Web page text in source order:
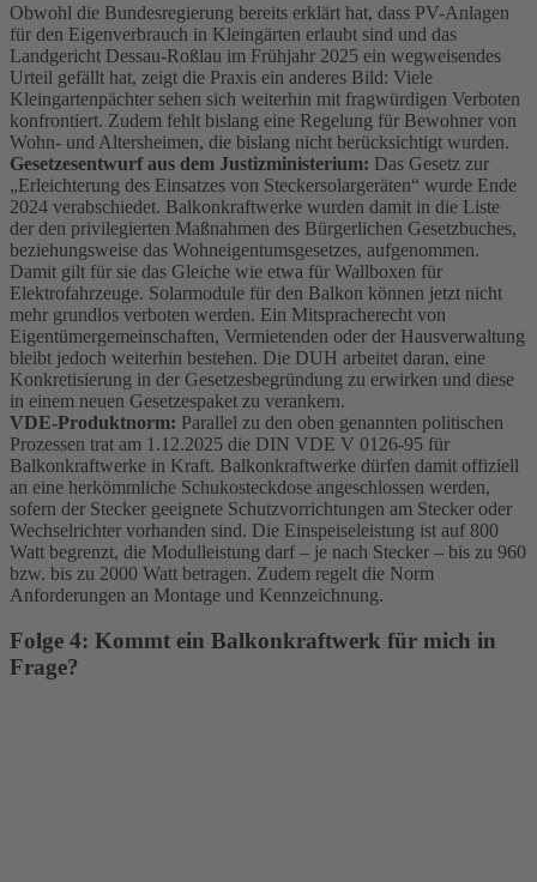
Obwohl die Bundesregierung bereits erklärt hat, dass PV-Anlagen
für den Eigenverbrauch in Kleingärten erlaubt sind und das
Landgericht Dessau-Roßlau im Frühjahr 2025 ein wegweisendes
Urteil gefällt hat, zeigt die Praxis ein anderes Bild: Viele
Kleingartenpächter sehen sich weiterhin mit fragwürdigen Verboten
konfrontiert. Zudem fehlt bislang eine Regelung für Bewohner von
Wohn- und Altersheimen, die bislang nicht berücksichtigt wurden.
Gesetzesentwurf aus dem Justizministerium: Das Gesetz zur
„Erleichterung des Einsatzes von Steckersolargeräten“ wurde Ende
2024 verabschiedet. Balkonkraftwerke wurden damit in die Liste
der den privilegierten Maßnahmen des Bürgerlichen Gesetzbuches,
beziehungsweise das Wohneigentumsgesetzes, aufgenommen.
Damit gilt für sie das Gleiche wie etwa für Wallboxen für
Elektrofahrzeuge. Solarmodule für den Balkon können jetzt nicht
mehr grundlos verboten werden. Ein Mitspracherecht von
Eigentümergemeinschaften, Vermietenden oder der Hausverwaltung
bleibt jedoch weiterhin bestehen. Die DUH arbeitet daran, eine
Konkretisierung in der Gesetzesbegründung zu erwirken und diese
in einem neuen Gesetzespaket zu verankern.
VDE-Produktnorm: Parallel zu den oben genannten politischen
Prozessen trat am 1.12.2025 die DIN VDE V 0126-95 für
Balkonkraftwerke in Kraft. Balkonkraftwerke dürfen damit offiziell
an eine herkömmliche Schukosteckdose angeschlossen werden,
sofern der Stecker geeignete Schutzvorrichtungen am Stecker oder
Wechselrichter vorhanden sind. Die Einspeiseleistung ist auf 800
Watt begrenzt, die Modulleistung darf – je nach Stecker – bis zu 960
bzw. bis zu 2000 Watt betragen. Zudem regelt die Norm
Anforderungen an Montage und Kennzeichnung.
Folge 4: Kommt ein Balkonkraftwerk für mich in
Frage?